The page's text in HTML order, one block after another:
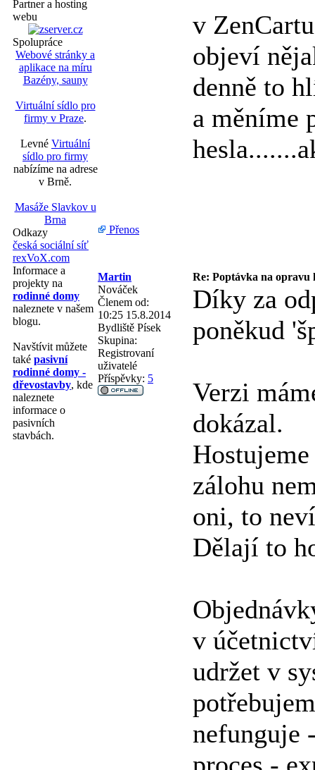
Partner a hosting
webu
Spolupráce
Webové stránky a
aplikace na míru
Bazény, sauny
Virtuální sídlo pro
firmy v Praze.
Levné Virtuální
sídlo pro firmy
nabízíme na adrese
v Brně.
Masáže Slavkov u
Brna
Odkazy
česká sociální síť
rexVoX.com
Informace a
projekty na
rodinné domy
naleznete v našem
blogu.
Navštívit můžete
také pasivní
rodinné domy -
dřevostavby, kde
naleznete
informace o
pasivních
stavbách.
v
objeví
denně to
a měníme
Přenos
Martin
Re: Poptávka na opravu
Nováček
Členem od:
10:25 15.8.2014
Bydliště Písek
Skupina:
Registrovaní
uživatelé
Příspěvky: 5
Díky za
poněkud
Verzi
dokázal.
zálohu
oni, to
Dělají to
v
udržet v
nefunguje